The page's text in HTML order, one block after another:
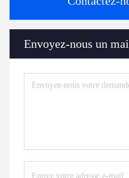
Envoyez-nous un